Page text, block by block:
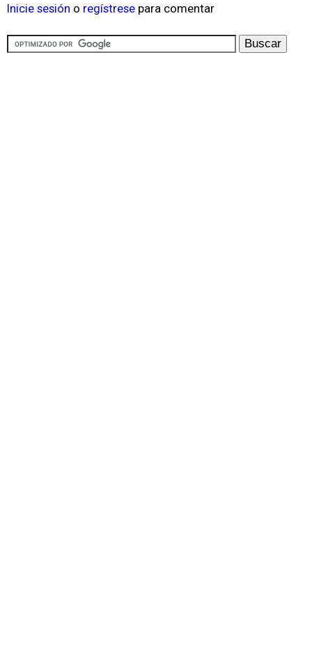
Inicie sesión o regístrese para comentar